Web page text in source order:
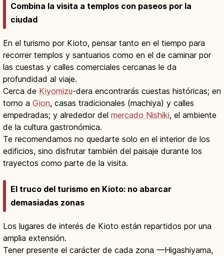
Combina la visita a templos con paseos por la
ciudad
En el turismo por Kioto, pensar tanto en el tiempo para
recorrer templos y santuarios como en el de caminar por
las cuestas y calles comerciales cercanas le da
profundidad al viaje.
Cerca de Kiyomizu-dera encontrarás cuestas históricas; en
torno a Gion, casas tradicionales (machiya) y calles
empedradas; y alrededor del mercado Nishiki, el ambiente
de la cultura gastronómica.
Te recomendamos no quedarte solo en el interior de los
edificios, sino disfrutar también del paisaje durante los
trayectos como parte de la visita.
El truco del turismo en Kioto: no abarcar
demasiadas zonas
Los lugares de interés de Kioto están repartidos por una
amplia extensión.
Tener presente el carácter de cada zona —Higashiyama,